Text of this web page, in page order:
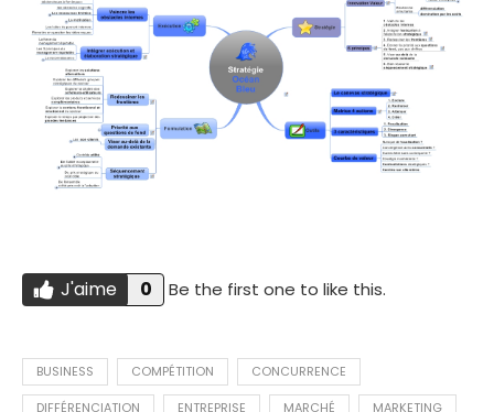
Do you like this? J'AIME
J'aime 0 Be the first one to like this.
BUSINESS COMPÉTITION CONCURRENCE
DIFFÉRENCIATION ENTREPRISE MARCHÉ MARKETING